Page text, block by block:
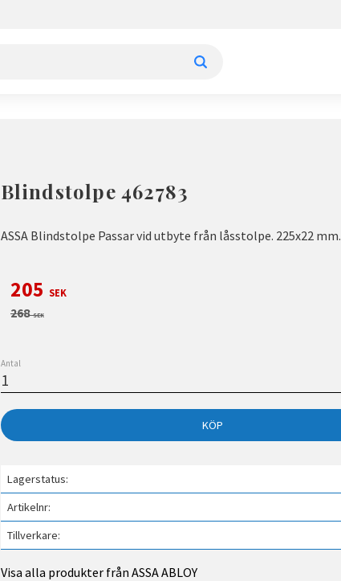
Blindstolpe 462783
ASSA Blindstolpe Passar vid utbyte från låsstolpe. 225x22 mm.
Nedsatt pris:
205 SEK
Ordinarie pris:
268SEK
Antal
KÖP
Lagerstatus
Artikelnr
Tillverkare
Visa alla produkter från ASSA ABLOY